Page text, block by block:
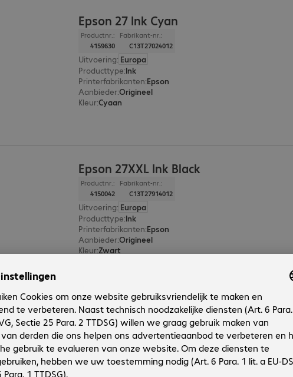
Epson 27 Ink Cyan
Productnr.:
4159630
Fabrikant-nr.:
C13T27024012
Uitvoering: Europa
Producttype:Ink
Printerfabrikanten:Epson
Aanbieder:Origineel
Kleur:Cyaan
Epson 27XXL Ink Black
Productnr.:
4150042
Fabrikant-nr.:
C13T27914012
Uitvoering: Europa
Producttype:Ink
Printerfabrikanten:Epson
Aanbieder:Origineel
Kleur:Zwart
Epson 27XL Ink Yellow
Productnr.:
4149832
Fabrikant-nr.:
C13T27144012
Uitvoering Europa
Producttype:Ink